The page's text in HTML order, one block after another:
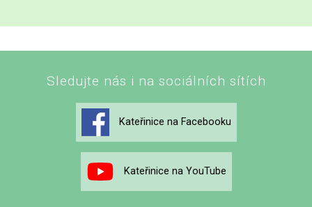
Sledujte nás i na sociálních sítích
Kateřinice na Facebooku
Kateřinice na YouTube